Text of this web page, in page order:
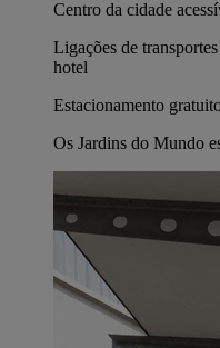
Centro da cidade
Ligações de
hotel
Estacionamento
Os Jardins do Mundo